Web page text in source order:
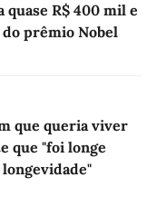
quase R$ 400 mil e
prêmio Nobel
que queria viver
que "foi longe